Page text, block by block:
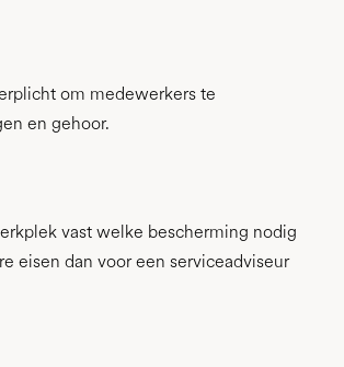
om medewerkers te
en gehoor.
vast welke bescherming nodig
eisen dan voor een serviceadviseur